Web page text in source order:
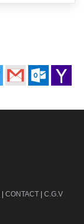
| CONTACT | C.G.V